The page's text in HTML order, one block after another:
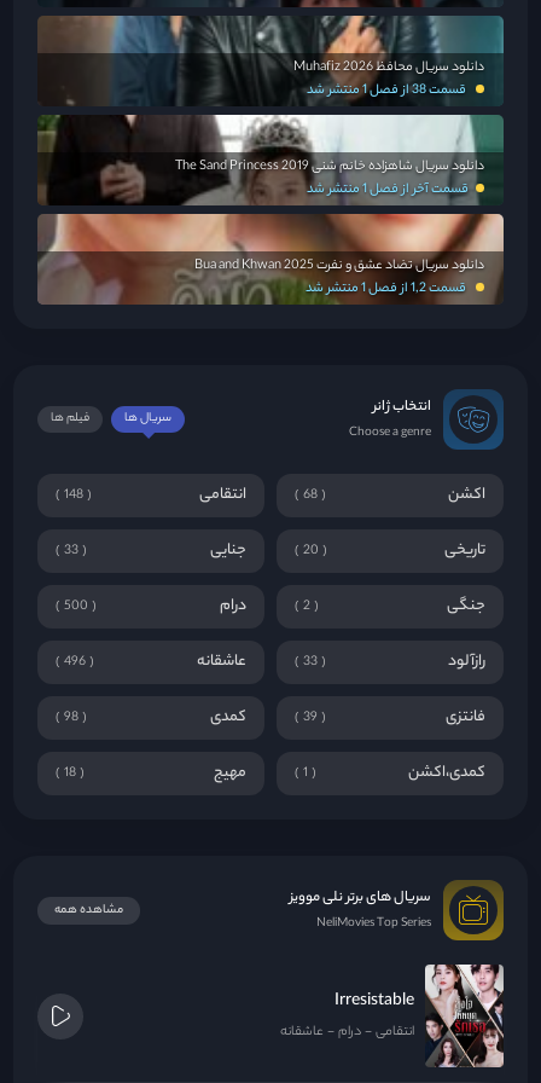
دانلود سریال محافظ Muhafiz 2026
قسمت 38 از فصل 1 منتشر شد
دانلود سریال شاهزاده خانم شنی The Sand Princess 2019
قسمت آخر از فصل 1 منتشر شد
دانلود سریال تضاد عشق و نفرت Bua and Khwan 2025
قسمت 1,2 از فصل 1 منتشر شد
انتخاب ژانر
Choose a genre
فیلم ها سریال ها
اکشن 68 انتقامی 148
تاریخی 20 جنایی 33
جنگی 2 درام 500
رازآلود 33 عاشقانه 496
فانتزی 39 کمدی 98
کمدی،اکشن 1 مهیج 18
سریال های برتر نلی موویز
NeliMovies Top Series
مشاهده همه
Irresistable
انتقامی درام عاشقانه